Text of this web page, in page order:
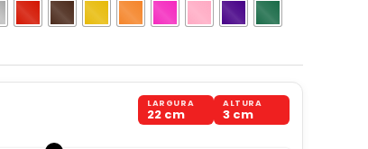
LARGURA
22 cm
ALTURA
3 cm